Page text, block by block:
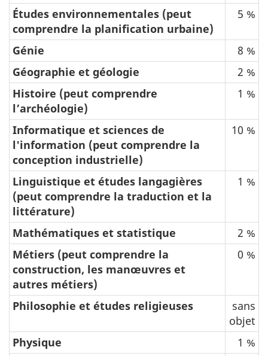
Études environnementales (peut
comprendre la planification urbaine)
5 %
Génie
8 %
Géographie et géologie
2 %
Histoire (peut comprendre
l’archéologie)
1 %
Informatique et sciences de
l'information (peut comprendre la
conception industrielle)
10 %
Linguistique et études langagières
(peut comprendre la traduction et la
littérature)
1 %
Mathématiques et statistique
2 %
Métiers (peut comprendre la
construction, les manœuvres et
autres métiers)
0 %
Philosophie et études religieuses
sans
objet
Physique
1 %